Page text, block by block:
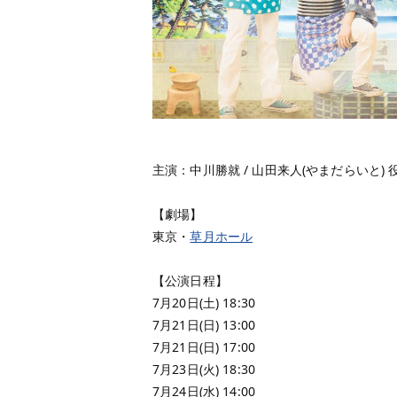
主演：中川勝就 / 山田来人(やまだらいと)
【劇場】
東京・草月ホール
【公演日程】
7月20日(土) 18:30
7月21日(日) 13:00
7月21日(日) 17:00
7月23日(火) 18:30
7月24日(水) 14:00